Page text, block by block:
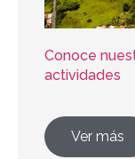
Conoce
actividades
Ver más